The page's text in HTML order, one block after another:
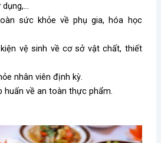
sức khỏe về phụ gia, hóa học
vệ sinh về cơ sở vật chất, thiết
nhân viên định kỳ.
huấn về an toàn thực phẩm.